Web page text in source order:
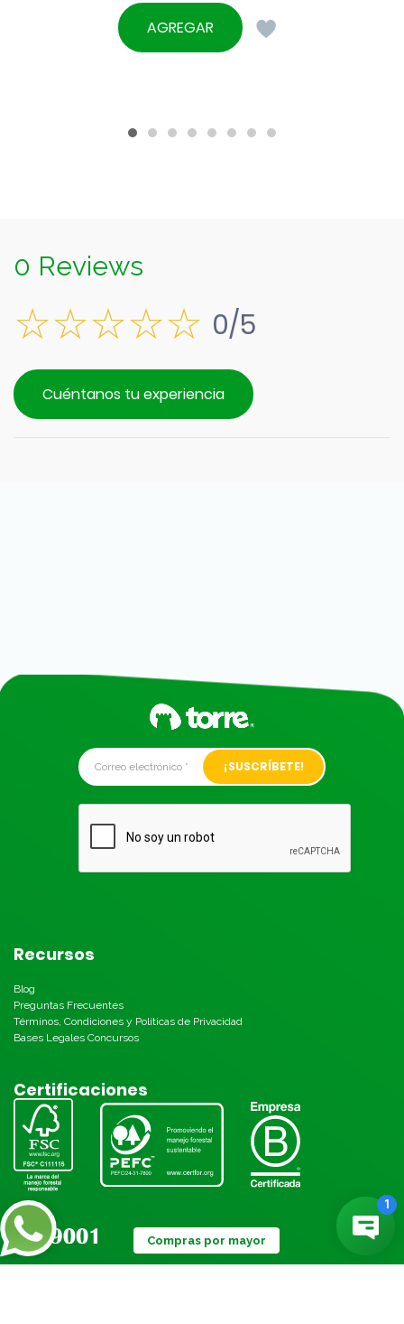
original
precio
actual
AGREGAR
0 Reviews
0/5
Cuéntanos tu experiencia
Alternative:
Recursos
Blog
Preguntas Frecuentes
Términos, Condiciones y Políticas de Privacidad
Bases Legales Concursos
Certificaciones
Compras por mayor